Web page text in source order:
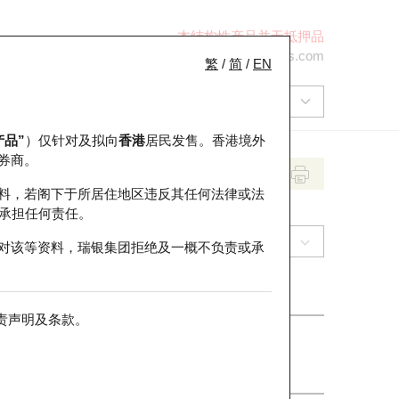
本结构性产品并无抵押品
ol-hkwarrants@ubs.com
繁 / 简 / EN
品”）仅针对及拟向香港居民发售。香港境外
商。
，若阁下于所居住地区违反其任何法律或法
担任何责任。
该等资料，瑞银集团拒绝及一概不负责或承
声明及条款。
(9896) 名创优品